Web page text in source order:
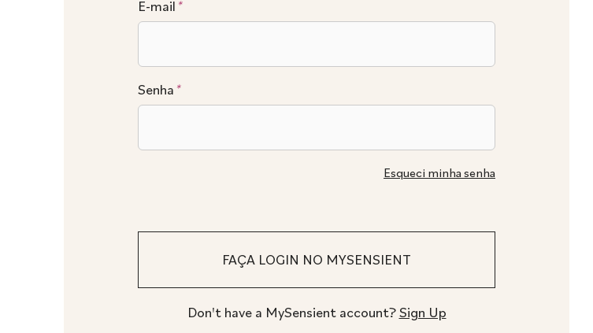
E-mail *
Senha *
Esqueci minha senha
Don't have a MySensient account?Sign Up